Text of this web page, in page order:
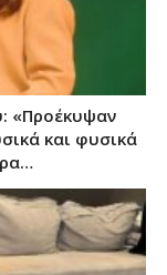
«Προέκυψαν
και φυσικά